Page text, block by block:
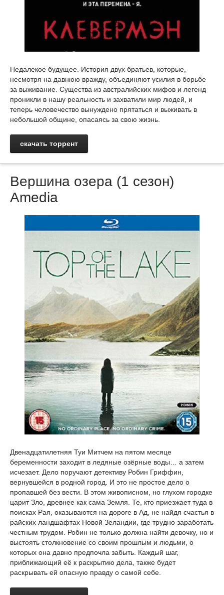
Недалекое будущее. История двух братьев, которые,
несмотря на давнюю вражду, объединяют усилия в борьбе
за выживание. Существа из австралийских мифов и легенд
проникли в нашу реальность и захватили мир людей, и
теперь человечество вынуждено прятаться и выживать в
небольшой общине, опасаясь за свою жизнь.
скачать торрент
Вершина озера (1 сезон)
Amedia
Двенадцатилетняя Туи Митчем на пятом месяце
беременности заходит в ледяные озёрные воды… а затем
исчезает. Дело поручают детективу Робин Гриффин,
вернувшейся в родной город. И это не простое дело о
пропавшей без вести. В этом живописном, но глухом городке
царит Зло, древнее как сама Земля. Те, кто приезжает туда в
поисках Рая, оказываются на дороге в Ад, не найдя счастья в
райских ландшафтах Новой Зеландии, где трудно заработать
честным трудом. Робин не только должна найти девочку, но и
выстоять столкновение со своим прошлым и людьми, о
которых она давно предпочла забыть. Каждый шаг,
приближающий её к раскрытию дела, также будет
раскрывать ей опасную правду о самой себе.